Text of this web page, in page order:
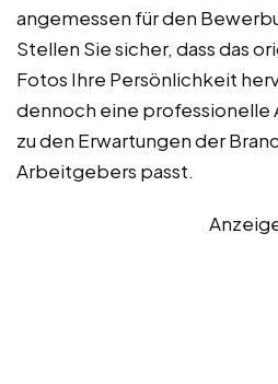
angemessen für den
Stellen Sie sicher, dass das
Fotos Ihre Persönlichkeit
dennoch eine professionelle
zu den Erwartungen der
Arbeitgebers passt.